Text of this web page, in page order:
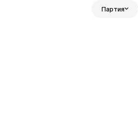
Партия